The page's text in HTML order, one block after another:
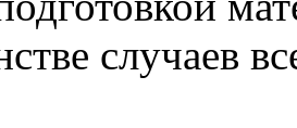
случаев